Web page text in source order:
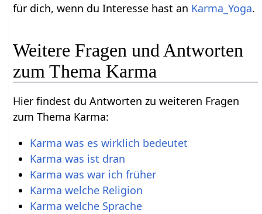
für dich, wenn du Interesse hast an Karma_Yoga.
Weitere Fragen und Antworten
zum Thema Karma
Hier findest du Antworten zu weiteren Fragen
zum Thema Karma:
Karma was es wirklich bedeutet
Karma was ist dran
Karma was war ich früher
Karma welche Religion
Karma welche Sprache